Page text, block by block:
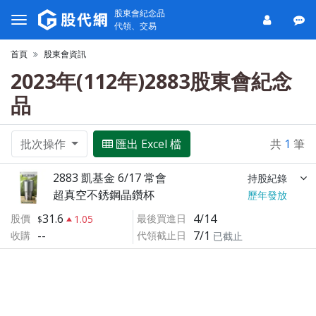
股東會紀念品
代領、交易
首頁 股東會資訊
2023年(112年)2883股東會紀念
品
批次操作 匯出 Excel 檔 共 1 筆
2883 凱基金 6/17 常會 持股紀錄
超真空不銹鋼晶鑽杯
歷年發放
股價
31.6
1.05
收購 --
最後買進日 4/14
代領截止日 7/1 已截止